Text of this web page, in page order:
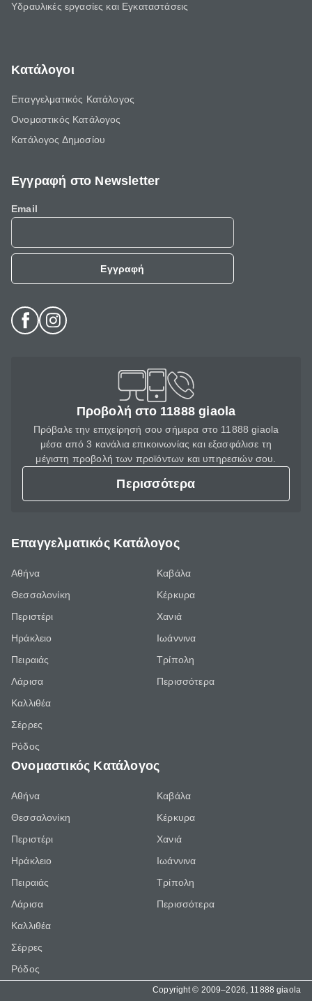
Υδραυλικές εργασίες και Εγκαταστάσεις
Κατάλογοι
Επαγγελματικός Κατάλογος
Ονομαστικός Κατάλογος
Κατάλογος Δημοσίου
Εγγραφή στο Newsletter
Email
Εγγραφή
Προβολή στο 11888 giaola
Πρόβαλε την επιχείρησή σου σήμερα στο 11888 giaola
μέσα από 3 κανάλια επικοινωνίας και εξασφάλισε τη
μέγιστη προβολή των προϊόντων και υπηρεσιών σου.
Περισσότερα
Επαγγελματικός Κατάλογος
Αθήνα
Θεσσαλονίκη
Περιστέρι
Ηράκλειο
Πειραιάς
Λάρισα
Καλλιθέα
Σέρρες
Ρόδος
Καβάλα
Κέρκυρα
Χανιά
Ιωάννινα
Τρίπολη
Περισσότερα
Ονομαστικός Κατάλογος
Αθήνα
Θεσσαλονίκη
Περιστέρι
Ηράκλειο
Πειραιάς
Λάρισα
Καλλιθέα
Σέρρες
Ρόδος
Καβάλα
Κέρκυρα
Χανιά
Ιωάννινα
Τρίπολη
Περισσότερα
Copyright © 2009–2026, 11888 giaola